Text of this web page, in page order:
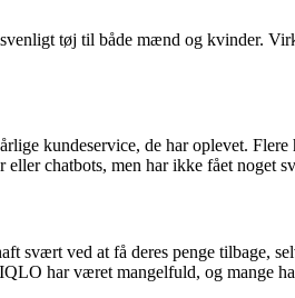
tøj til både mænd og kvinder.
kundeservice, de har oplevet.
chatbots, men har ikke fået
svært ved at få deres penge tilbage,
har været mangelfuld, og mange